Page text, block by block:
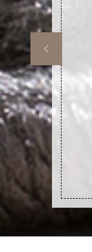
d’une
impact
De ce
le but de
Le
assurer
pouvez
par un